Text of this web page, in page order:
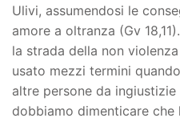
Ulivi, assumendosi le
amore a oltranza (Gv
la strada della non
usato mezzi termini
altre persone da ingiustizie
dobbiamo dimenticare che